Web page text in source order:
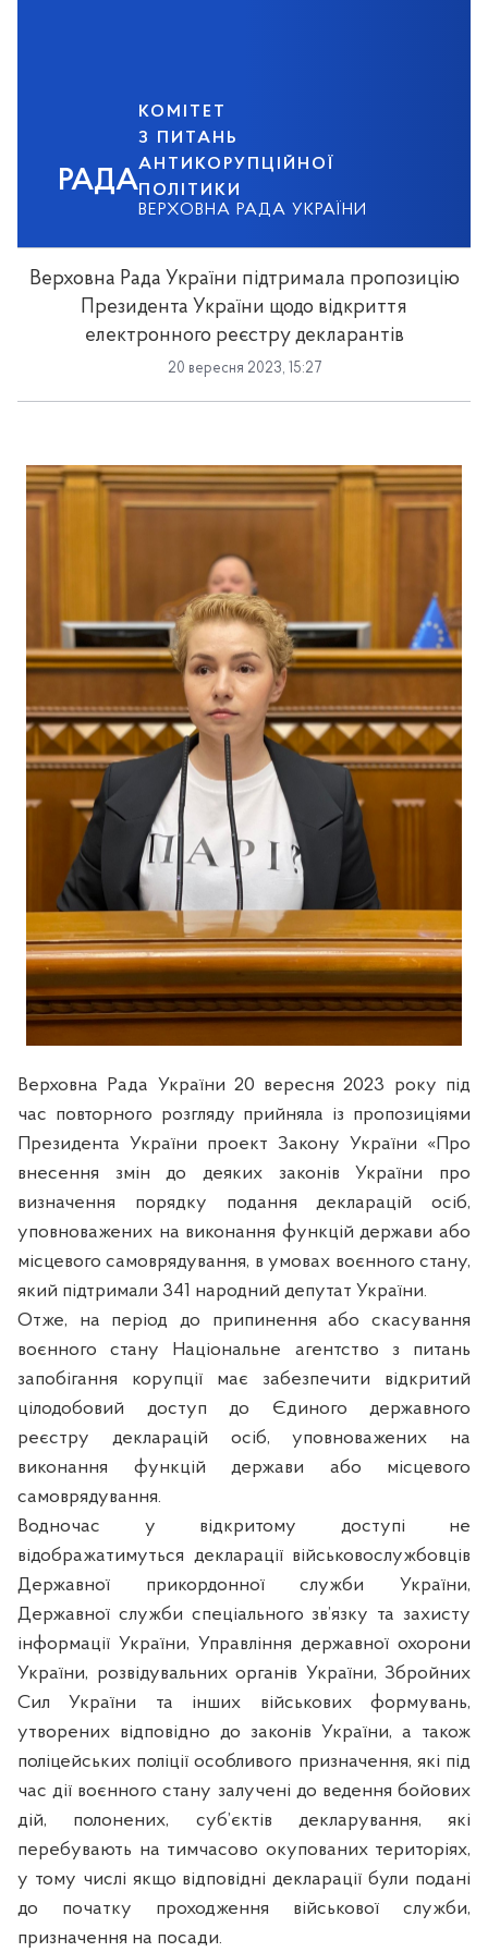
РАДА
КОМІТЕТ
З ПИТАНЬ
АНТИКОРУПЦІЙНОЇ
ПОЛІТИКИ
ВЕРХОВНА РАДА УКРАЇНИ
Верховна Рада України підтримала пропозицію
Президента України щодо відкриття
електронного реєстру декларантів
20 вересня 2023, 15:27
Верховна Рада України 20 вересня 2023 року під
час повторного розгляду прийняла із пропозиціями
Президента України проект Закону України «Про
внесення змін до деяких законів України про
визначення порядку подання декларацій осіб,
уповноважених на виконання функцій держави або
місцевого самоврядування, в умовах воєнного стану,
який підтримали 341 народний депутат України.
Отже, на період до припинення або скасування
воєнного стану Національне агентство з питань
запобігання корупції має забезпечити відкритий
цілодобовий доступ до Єдиного державного
реєстру декларацій осіб, уповноважених на
виконання функцій держави або місцевого
самоврядування.
Водночас у відкритому доступі не
відображатимуться декларації військовослужбовців
Державної прикордонної служби України,
Державної служби спеціального зв’язку та захисту
інформації України, Управління державної охорони
України, розвідувальних органів України, Збройних
Сил України та інших військових формувань,
утворених відповідно до законів України, а також
поліцейських поліції особливого призначення, які під
час дії воєнного стану залучені до ведення бойових
дій, полонених, суб’єктів декларування, які
перебувають на тимчасово окупованих територіях,
у тому числі якщо відповідні декларації були подані
до початку проходження військової служби,
призначення на посади.